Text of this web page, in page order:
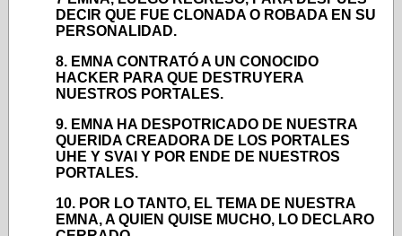
DECIR QUE FUE CLONADA O ROBADA EN SU
PERSONALIDAD.
8. EMNA CONTRATÓ A UN CONOCIDO
HACKER PARA QUE DESTRUYERA
NUESTROS PORTALES.
9. EMNA HA DESPOTRICADO DE NUESTRA
QUERIDA CREADORA DE LOS PORTALES
UHE Y SVAI Y POR ENDE DE NUESTROS
PORTALES.
10. POR LO TANTO, EL TEMA DE NUESTRA
EMNA, A QUIEN QUISE MUCHO, LO DECLARO